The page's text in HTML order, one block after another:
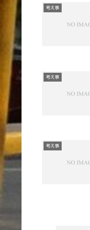
考え事
考え事
考え事